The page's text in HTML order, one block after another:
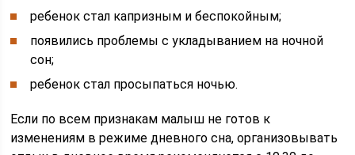
ребенок стал капризным и беспокойным;
появились проблемы с укладыванием на ночной
сон;
ребенок стал просыпаться ночью.
Если по всем признакам малыш не готов к
изменениям в режиме дневного сна, организовывать